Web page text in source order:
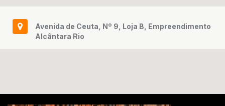
Avenida de Ceuta, Nº 9, Loja B, Empreendimento
Alcântara Rio